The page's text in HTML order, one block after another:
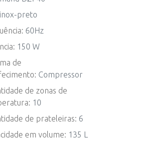
inox-preto
60Hz
150 W
de
Compressor
de zonas de
10
de prateleiras: 6
em volume: 135 L